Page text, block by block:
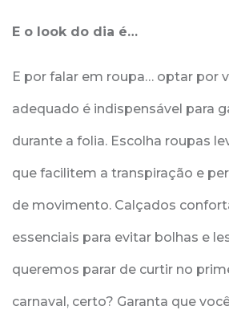
E o look do dia é…
E por falar em roupa… optar por
adequado é indispensável para
durante a folia. Escolha roupas
que facilitem a transpiração e
de movimento. Calçados
essenciais para evitar bolhas e
queremos parar de curtir no
carnaval, certo? Garanta que